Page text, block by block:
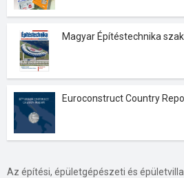
Magyar Építéstechnika
Euroconstruct Country
Az építési, épületgépészeti és